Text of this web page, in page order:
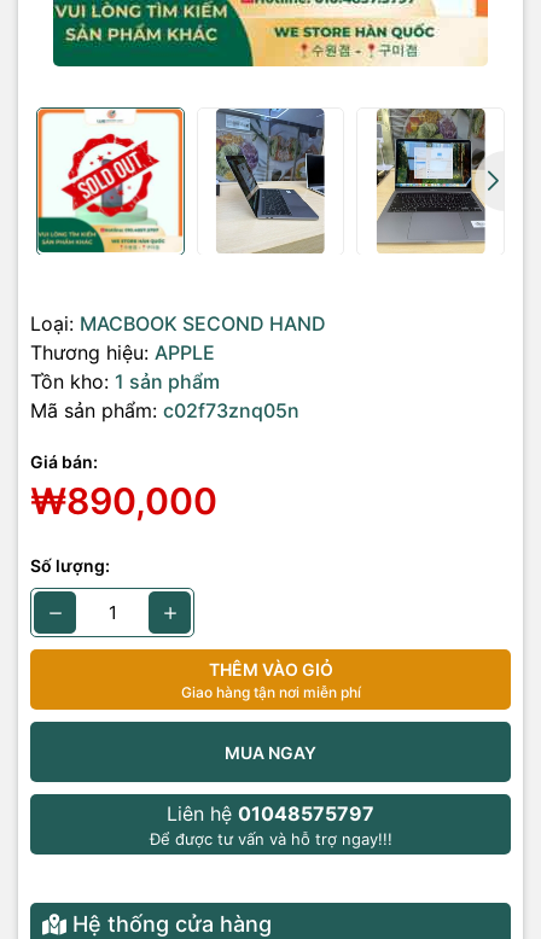
Loại: MACBOOK SECOND HAND
Thương hiệu: APPLE
Tồn kho: 1 sản phẩm
Mã sản phẩm: c02f73znq05n
Giá bán:
₩890,000
Số lượng:
THÊM VÀO GIỎ
Giao hàng tận nơi miễn phí
MUA NGAY
Liên hệ 01048575797
Để được tư vấn và hỗ trợ ngay!!!
Hệ thống cửa hàng